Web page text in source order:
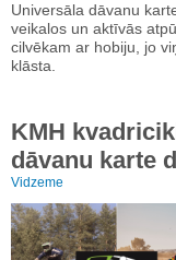
Universāla dāvanu
veikalos un aktīvās
cilvēkam ar hobiju, jo
klāsta.
KMH
dāvanu karte
Vidzeme